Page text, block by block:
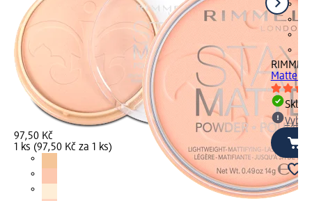
97,50 Kč
1 ks (97,50 Kč za 1 ks)
RIMMEL
Matte